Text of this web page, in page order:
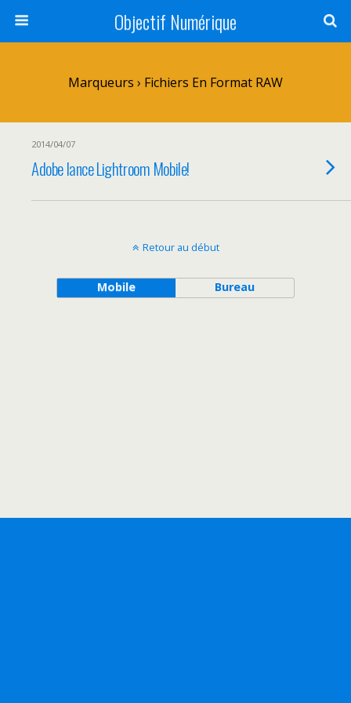
Objectif Numérique
Marqueurs › Fichiers En Format RAW
2014/04/07
Adobe lance Lightroom Mobile!
Retour au début
Mobile Bureau